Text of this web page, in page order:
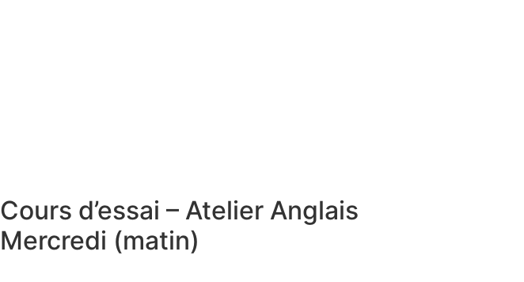
Cours d’essai – Atelier Anglais
Mercredi (matin)